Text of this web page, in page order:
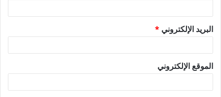
البريد الإلكتروني *
الموقع الإلكتروني